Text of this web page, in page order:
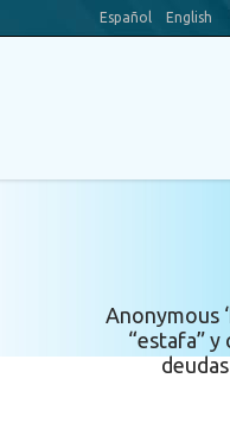
Español English
Anonymous
“estafa” y